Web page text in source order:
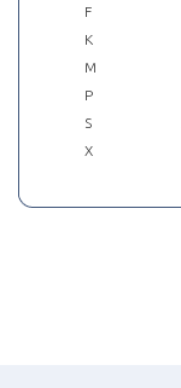
F
K
M
P
S
X